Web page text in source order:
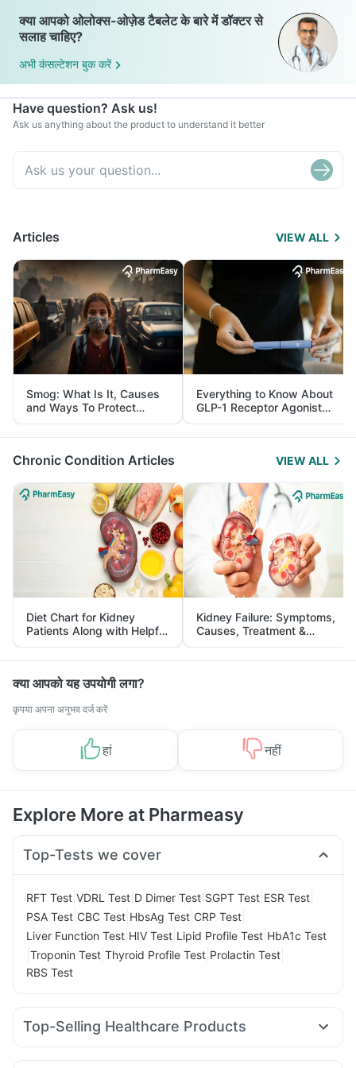
क्या आपको ओलोक्स-ओज़ेड टैबलेट के बारे में डॉक्टर से
सलाह चाहिए?
अभी कंसल्टेशन बुक करें
Have question? Ask us!
Ask us anything about the product to understand it better
Articles VIEW ALL
Smog: What Is It, Causes
and Ways To Protect
Yourself From It
Everything to Know About
GLP-1 Receptor Agonist
and Its Role in Weight
Management
Chronic Condition Articles VIEW ALL
Diet Chart for Kidney
Patients Along with Helpful
Tips
Kidney Failure: Symptoms,
Causes, Treatment &
Prevention
क्या आपको यह उपयोगी लगा?
कृपया अपना अनुभव दर्ज करें
हां नहीं
Explore More at Pharmeasy
Top-Tests we cover
RFT Test VDRL Test D Dimer Test SGPT Test ESR Test
PSA Test CBC Test HbsAg Test CRP Test
Liver Function Test HIV Test Lipid Profile Test HbA1c Test
Troponin Test Thyroid Profile Test Prolactin Test
RBS Test
Top-Selling Healthcare Products
Zincovit Prega News Pregnancy Test Kit Buscogast 10mg